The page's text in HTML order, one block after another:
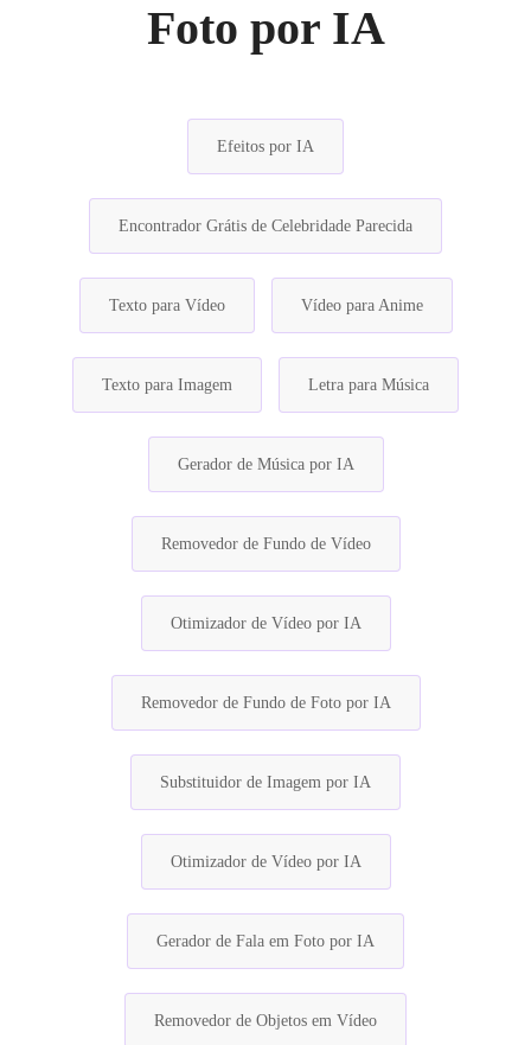
Foto por IA
Efeitos por IA
Encontrador Grátis de Celebridade Parecida
Texto para Vídeo Vídeo para Anime
Texto para Imagem Letra para Música
Gerador de Música por IA
Removedor de Fundo de Vídeo
Otimizador de Vídeo por IA
Removedor de Fundo de Foto por IA
Substituidor de Imagem por IA
Otimizador de Vídeo por IA
Gerador de Fala em Foto por IA
Removedor de Objetos em Vídeo